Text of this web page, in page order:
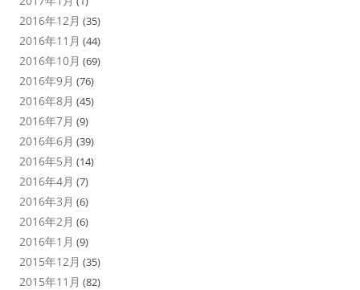
2016年12月 (35)
2016年11月 (44)
2016年10月 (69)
2016年9月 (76)
2016年8月 (45)
2016年7月 (9)
2016年6月 (39)
2016年5月 (14)
2016年4月 (7)
2016年3月 (6)
2016年2月 (6)
2016年1月 (9)
2015年12月 (35)
2015年11月 (82)